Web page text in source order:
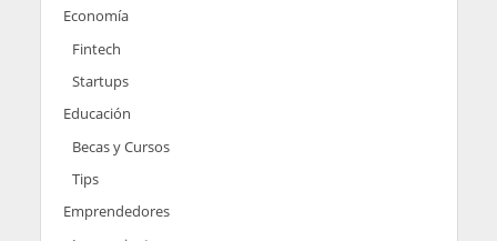
Economía
Fintech
Startups
Educación
Becas y Cursos
Tips
Emprendedores